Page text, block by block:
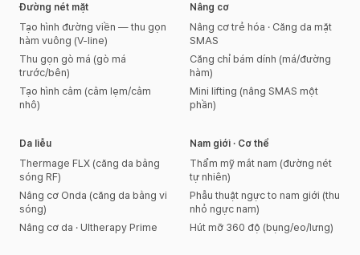
Đường nét mặt
Tạo hình đường viền — thu gọn
hàm vuông (V-line)
Thu gọn gò má (gò má
trước/bên)
Tạo hình cằm (cằm lẹm/cằm
nhô)
Nâng cơ
Nâng cơ trẻ hóa · Căng da mặt
SMAS
Căng chỉ bám dính (má/đường
hàm)
Mini lifting (nâng SMAS một
phần)
Da liễu
Thermage FLX (căng da bằng
sóng RF)
Nâng cơ Onda (căng da bằng vi
sóng)
Nâng cơ da · Ultherapy Prime
Nam giới · Cơ thể
Thẩm mỹ mắt nam (đường nét
tự nhiên)
Phẫu thuật ngực to nam giới (thu
nhỏ ngực nam)
Hút mỡ 360 độ (bụng/eo/lưng)